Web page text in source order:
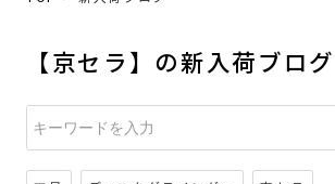
【京セラ】の新入荷ブログ